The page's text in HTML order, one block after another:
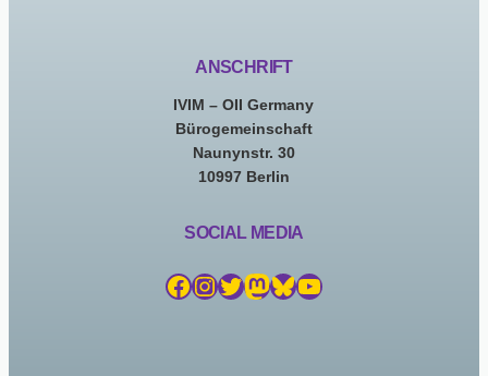
ANSCHRIFT
IVIM – OII Germany
Bürogemeinschaft
Naunynstr. 30
10997 Berlin
SOCIAL MEDIA
Facebook InstagramTwitter Mastodon Bluesky YouTube